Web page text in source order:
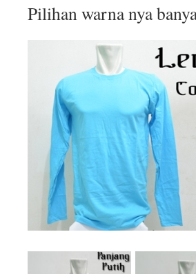
Pilihan warna nya